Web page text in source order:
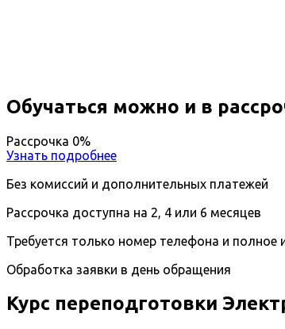
Обучаться можно и в
Рассрочка 0%
Узнать подробнее
Без комиссий и дополнительных платежей
Рассрочка доступна на 2, 4 или 6 месяцев
Требуется только номер телефона и полное
Обработка заявки в день обращения
Курс переподготовки